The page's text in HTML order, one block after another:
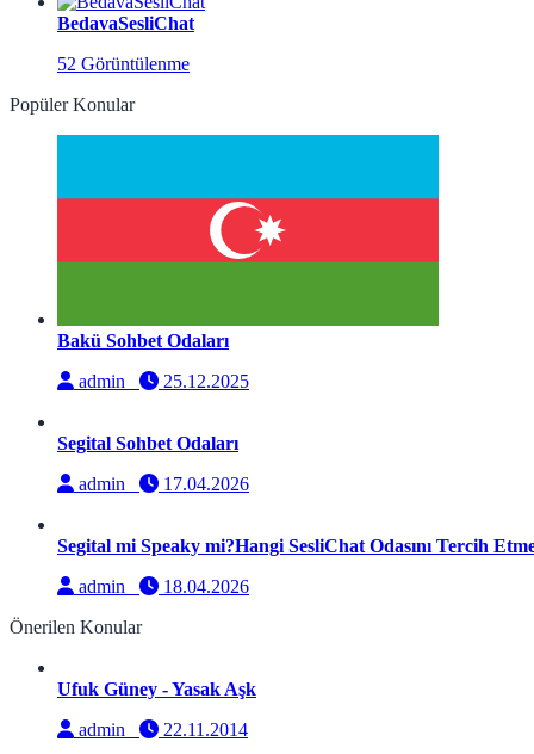
BedavaSesliChat
52 Görüntülenme
Popüler Konular
Bakü Sohbet Odaları
admin
25.12.2025
Segital Sohbet Odaları
admin
17.04.2026
Segital mi Speaky mi?Hangi SesliChat Odasını Tercih
admin
18.04.2026
Önerilen Konular
Ufuk Güney - Yasak Aşk
admin
22.11.2014